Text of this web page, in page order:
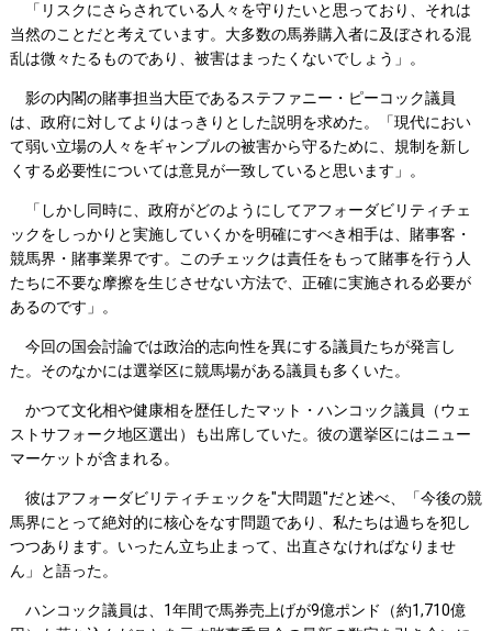
「リスクにさらされている人々を守りたいと思っており、それは
当然のことだと考えています。大多数の馬券購入者に及ぼされる混
乱は微々たるものであり、被害はまったくないでしょう」。
影の内閣の賭事担当大臣であるステファニー・ピーコック議員
は、政府に対してよりはっきりとした説明を求めた。「現代におい
て弱い立場の人々をギャンブルの被害から守るために、規制を新し
くする必要性については意見が一致していると思います」。
「しかし同時に、政府がどのようにしてアフォーダビリティチェ
ックをしっかりと実施していくかを明確にすべき相手は、賭事客・
競馬界・賭事業界です。このチェックは責任をもって賭事を行う人
たちに不要な摩擦を生じさせない方法で、正確に実施される必要が
あるのです」。
今回の国会討論では政治的志向性を異にする議員たちが発言し
た。そのなかには選挙区に競馬場がある議員も多くいた。
かつて文化相や健康相を歴任したマット・ハンコック議員（ウェ
ストサフォーク地区選出）も出席していた。彼の選挙区にはニュー
マーケットが含まれる。
彼はアフォーダビリティチェックを"大問題"だと述べ、「今後の競
馬界にとって絶対的に核心をなす問題であり、私たちは過ちを犯し
つつあります。いったん立ち止まって、出直さなければなりませ
ん」と語った。
ハンコック議員は、1年間で馬券売上げが9億ポンド（約1,710億